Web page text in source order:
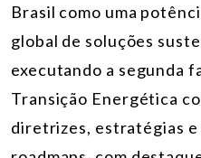
Brasil como uma
global de soluções
executando a segunda
Transição Energética
diretrizes, estratégias e